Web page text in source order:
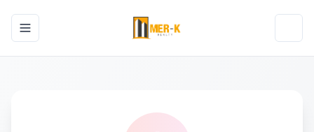
Toggle navigation menu